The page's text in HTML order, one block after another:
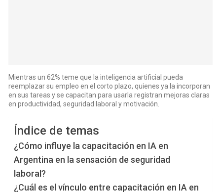
Mientras un 62% teme que la inteligencia artificial pueda
reemplazar su empleo en el corto plazo, quienes ya la incorporan
en sus tareas y se capacitan para usarla registran mejoras claras
en productividad, seguridad laboral y motivación.
Índice de temas
¿Cómo influye la capacitación en IA en
Argentina en la sensación de seguridad
laboral?
¿Cuál es el vínculo entre capacitación en IA en